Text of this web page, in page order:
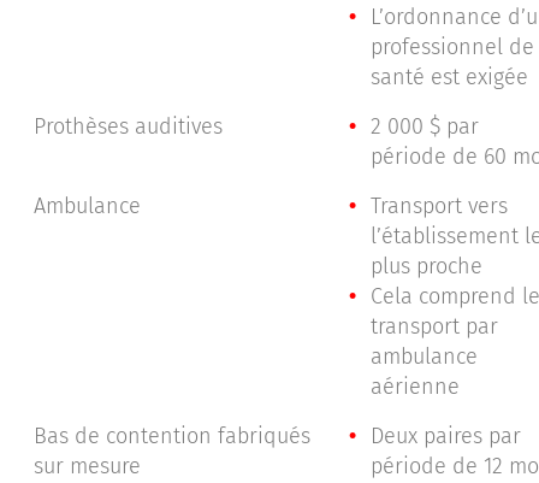
L’ordonnance
professionnel
santé est exigée
Prothèses auditives
2 000 $ par
période de 60
Ambulance
Transport vers
l’établissement
plus proche
Cela comprend le
transport par
ambulance
aérienne
Bas de contention fabriqués
sur mesure
Deux paires par
période de 12